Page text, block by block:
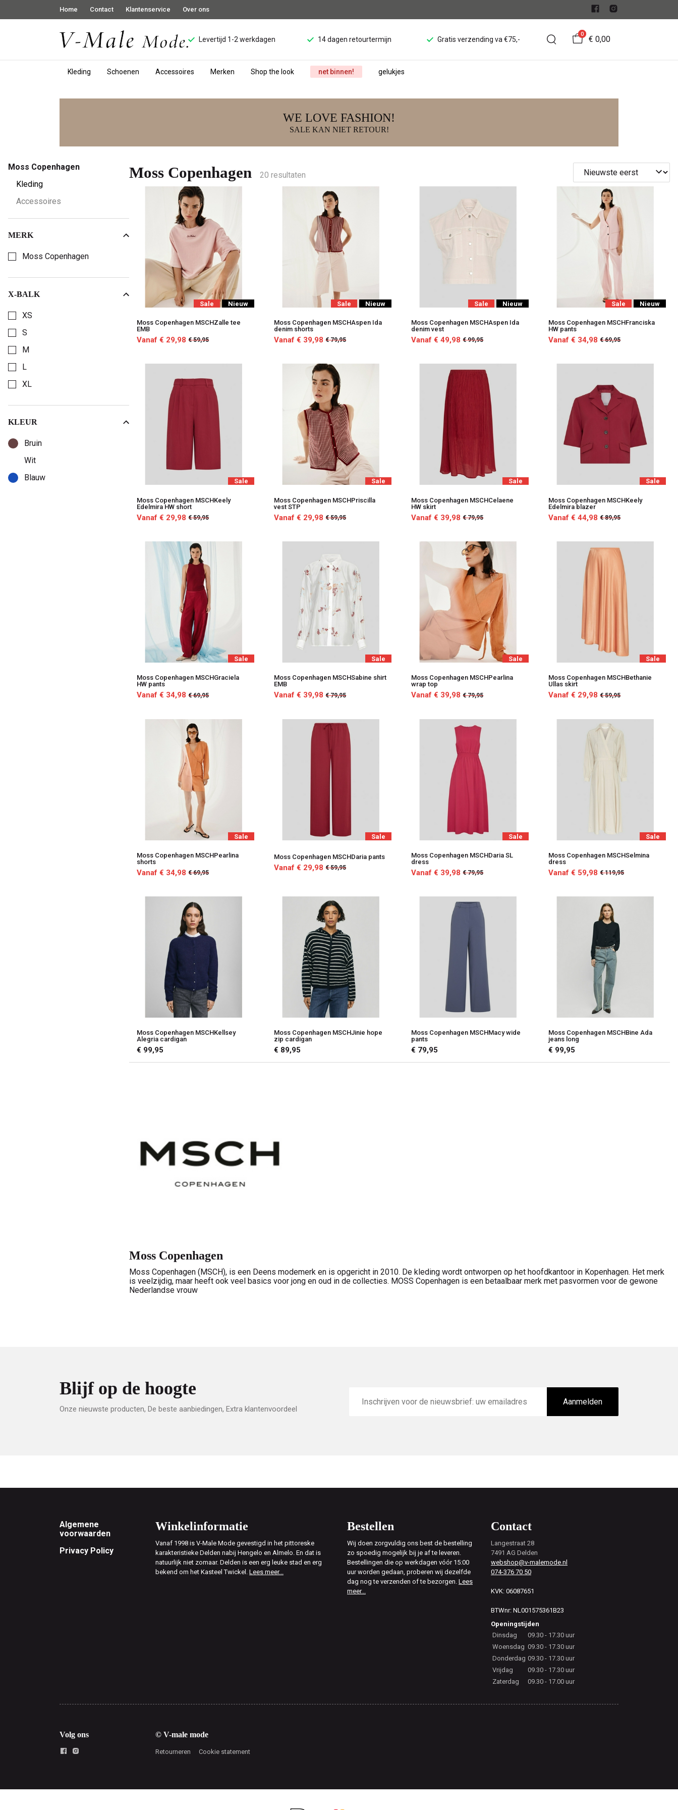
Home Contact Klantenservice Over ons
Levertijd 1-2 werkdagen 14 dagen retourtermijn Gratis verzending va €75,-
0
€ 0,00
Kleding Schoenen Accessoires Merken Shop the look net binnen! gelukjes
V-
male
mode
WE LOVE FASHION!
SALE KAN NIET RETOUR!
Moss Copenhagen
Kleding
Accessoires
MERK
Moss Copenhagen
X-BALK
XS
S
M
L
XL
KLEUR
Bruin
Wit
Blauw
Moss Copenhagen 20 resultaten
Sale Nieuw
Moss Copenhagen MSCHZalle tee
EMB
Vanaf € 29,98 € 59,95
Sale Nieuw
Moss Copenhagen MSCHAspen Ida
denim shorts
Vanaf € 39,98 € 79,95
Sale Nieuw
Moss Copenhagen MSCHAspen Ida
denim vest
Vanaf € 49,98 € 99,95
Sale Nieuw
Moss Copenhagen MSCHFranciska
HW pants
Vanaf € 34,98 € 69,95
Sale
Moss Copenhagen MSCHKeely
Edelmira HW short
Vanaf € 29,98 € 59,95
Sale
Moss Copenhagen MSCHPriscilla
vest STP
Vanaf € 29,98 € 59,95
Sale
Moss Copenhagen MSCHCelaene
HW skirt
Vanaf € 39,98 € 79,95
Sale
Moss Copenhagen MSCHKeely
Edelmira blazer
Vanaf € 44,98 € 89,95
Sale
Moss Copenhagen MSCHGraciela
HW pants
Vanaf € 34,98 € 69,95
Sale
Moss Copenhagen MSCHSabine shirt
EMB
Vanaf € 39,98 € 79,95
Sale
Moss Copenhagen MSCHPearlina
wrap top
Vanaf € 39,98 € 79,95
Sale
Moss Copenhagen MSCHBethanie
Ullas skirt
Vanaf € 29,98 € 59,95
Sale
Moss Copenhagen MSCHPearlina
shorts
Vanaf € 34,98 € 69,95
Sale
Moss Copenhagen MSCHDaria pants
Vanaf € 29,98 € 59,95
Sale
Moss Copenhagen MSCHDaria SL
dress
Vanaf € 39,98 € 79,95
Sale
Moss Copenhagen MSCHSelmina
dress
Vanaf € 59,98 € 119,95
Moss Copenhagen MSCHKellsey
Alegria cardigan
€ 99,95
Moss Copenhagen MSCHJinie hope
zip cardigan
€ 89,95
Moss Copenhagen MSCHMacy wide
pants
€ 79,95
Moss Copenhagen MSCHBine Ada
jeans long
€ 99,95
Moss Copenhagen
Moss Copenhagen (MSCH), is een Deens modemerk en is opgericht in 2010. De kleding wordt ontworpen op het hoofdkantoor in Kopenhagen. Het merk
is veelzijdig, maar heeft ook veel basics voor jong en oud in de collecties. MOSS Copenhagen is een betaalbaar merk met pasvormen voor de gewone
Nederlandse vrouw
Blijf op de hoogte
Onze nieuwste producten, De beste aanbiedingen, Extra klantenvoordeel
mailadres
Aanmelden
Footer
Algemene
voorwaarden
Privacy Policy
Winkelinformatie
Vanaf 1998 is V-Male Mode gevestigd in het pittoreske
karakteristieke Delden nabij Hengelo en Almelo. En dat is
natuurlijk niet zomaar. Delden is een erg leuke stad en erg
bekend om het Kasteel Twickel. Lees meer...
Bestellen
Wij doen zorgvuldig ons best de bestelling
zo spoedig mogelijk bij je af te leveren.
Bestellingen die op werkdagen vóór 15:00
uur worden gedaan, proberen wij dezelfde
dag nog te verzenden of te bezorgen. Lees
meer...
Contact
Langestraat 28
7491 AG Delden
webshop@v-malemode.nl
074-376 70 50
KVK: 06087651
BTWnr: NL001575361B23
Openingstijden
Dinsdag
09.30 - 17.30 uur
Woensdag 09.30 - 17.30 uur
Donderdag 09.30 - 17.30 uur
Vrijdag
09.30 - 17.30 uur
Zaterdag
09.30 - 17.00 uur
Volg ons © V-male mode
Retourneren Cookie statement